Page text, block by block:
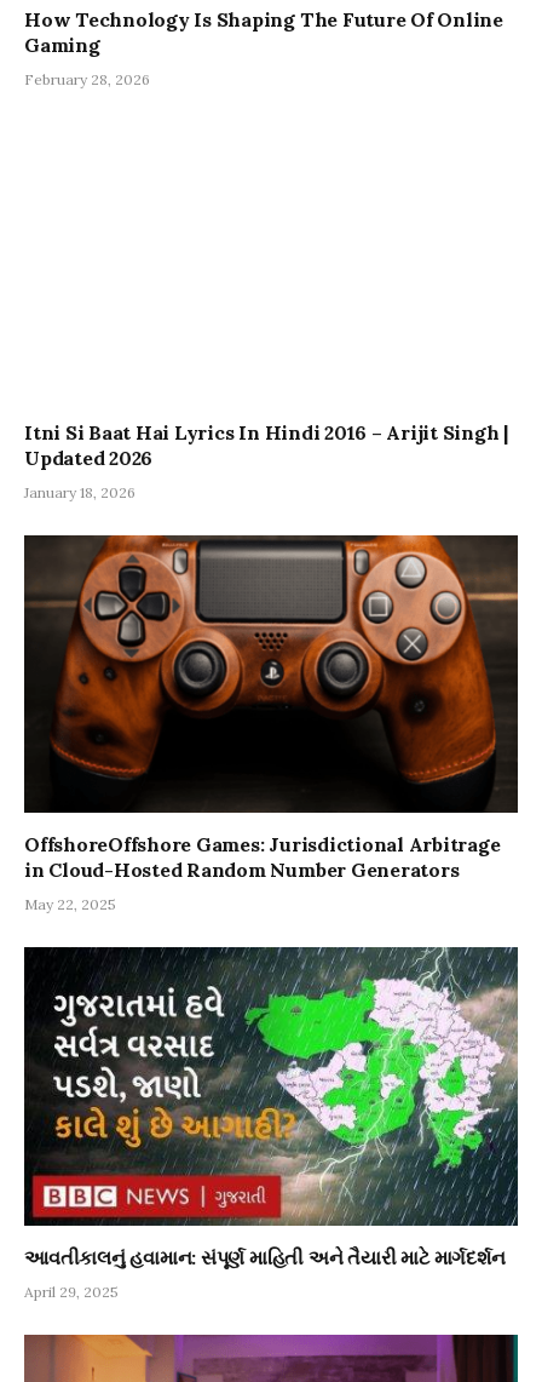
How Technology Is Shaping The Future Of Online
Gaming
February 28, 2026
Itni Si Baat Hai Lyrics In Hindi 2016 – Arijit Singh |
Updated 2026
January 18, 2026
OffshoreOffshore Games: Jurisdictional Arbitrage
in Cloud-Hosted Random Number Generators
May 22, 2025
આવતીકાલનું હવામાન: સંપૂર્ણ માહિતી અને તૈયારી માટે માર્ગદર્શન
April 29, 2025